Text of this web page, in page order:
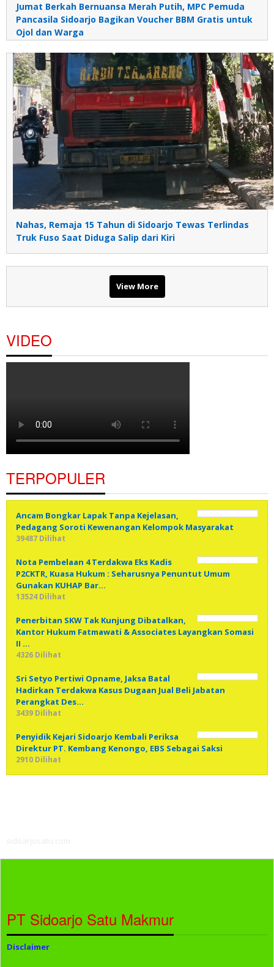
Jumat Berkah Bernuansa Merah Putih, MPC Pemuda
Pancasila Sidoarjo Bagikan Voucher BBM Gratis untuk
Ojol dan Warga
Nahas, Remaja 15 Tahun di Sidoarjo Tewas Terlindas
Truk Fuso Saat Diduga Salip dari Kiri
View More
VIDEO
TERPOPULER
Ancam Bongkar Lapak Tanpa Kejelasan,
Pedagang Soroti Kewenangan Kelompok Masyarakat
39487 Dilihat
Nota Pembelaan 4 Terdakwa Eks Kadis
P2CKTR, Kuasa Hukum : Seharusnya Penuntut Umum
Gunakan KUHAP Bar…
13524 Dilihat
Penerbitan SKW Tak Kunjung Dibatalkan,
Kantor Hukum Fatmawati & Associates Layangkan Somasi
II …
4326 Dilihat
Sri Setyo Pertiwi Opname, Jaksa Batal
Hadirkan Terdakwa Kasus Dugaan Jual Beli Jabatan
Perangkat Des…
3439 Dilihat
Penyidik Kejari Sidoarjo Kembali Periksa
Direktur PT. Kembang Kenongo, EBS Sebagai Saksi
2910 Dilihat
PT Sidoarjo Satu Makmur
Disclaimer